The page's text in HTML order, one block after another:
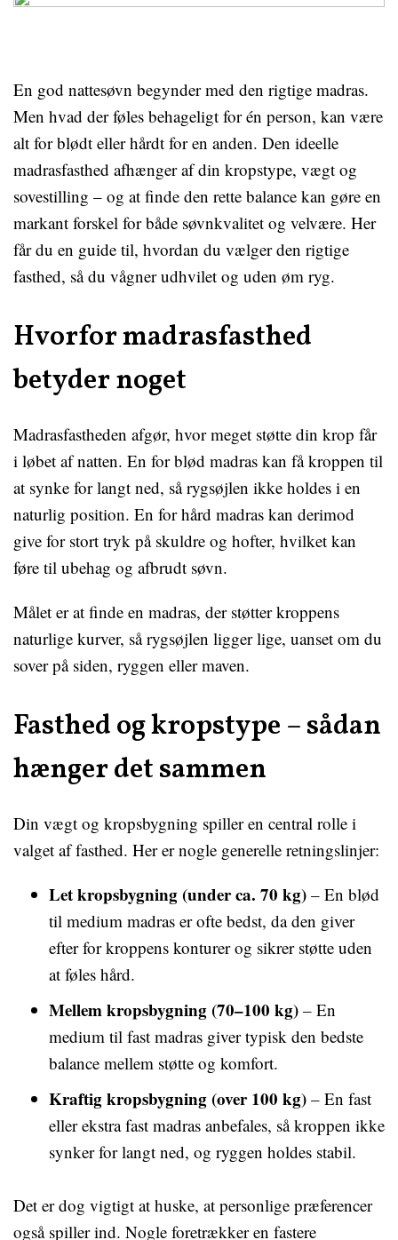
En god nattesøvn begynder med den rigtige madras.
Men hvad der føles behageligt for én person, kan være
alt for blødt eller hårdt for en anden. Den ideelle
madrasfasthed afhænger af din kropstype, vægt og
sovestilling – og at finde den rette balance kan gøre en
markant forskel for både søvnkvalitet og velvære. Her
får du en guide til, hvordan du vælger den rigtige
fasthed, så du vågner udhvilet og uden øm ryg.
Hvorfor madrasfasthed
betyder noget
Madrasfastheden afgør, hvor meget støtte din krop får
i løbet af natten. En for blød madras kan få kroppen til
at synke for langt ned, så rygsøjlen ikke holdes i en
naturlig position. En for hård madras kan derimod
give for stort tryk på skuldre og hofter, hvilket kan
føre til ubehag og afbrudt søvn.
Målet er at finde en madras, der støtter kroppens
naturlige kurver, så rygsøjlen ligger lige, uanset om du
sover på siden, ryggen eller maven.
Fasthed og kropstype – sådan
hænger det sammen
Din vægt og kropsbygning spiller en central rolle i
valget af fasthed. Her er nogle generelle retningslinjer:
Let kropsbygning (under ca. 70 kg) – En blød
til medium madras er ofte bedst, da den giver
efter for kroppens konturer og sikrer støtte uden
at føles hård.
Mellem kropsbygning (70–100 kg) – En
medium til fast madras giver typisk den bedste
balance mellem støtte og komfort.
Kraftig kropsbygning (over 100 kg) – En fast
eller ekstra fast madras anbefales, så kroppen ikke
synker for langt ned, og ryggen holdes stabil.
Det er dog vigtigt at huske, at personlige præferencer
også spiller ind. Nogle foretrækker en fastere